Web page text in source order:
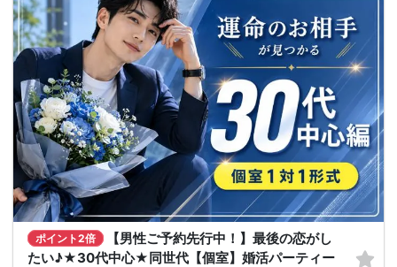
ポイント2倍
【男性ご予約先行中！】最後の恋がし
たい♪★30代中心★同世代【個室】婚活パーティー